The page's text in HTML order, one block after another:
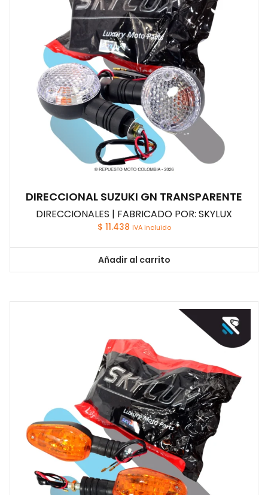
DIRECCIONAL SUZUKI GN TRANSPARENTE
DIRECCIONALES | FABRICADO POR: SKYLUX
$ 11.438 IVA incluido
Añadir al carrito